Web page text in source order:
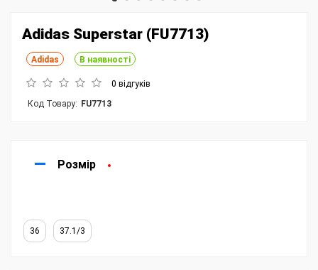
Adidas Superstar (FU7713)
Adidas В наявності
0 відгуків
Код Товару: FU7713
Розмір
36 37.1/3